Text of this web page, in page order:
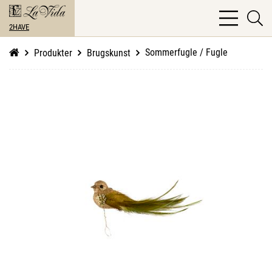
2HAVE
bars
light
Produkter Brugskunst Sommerfugle / Fugle